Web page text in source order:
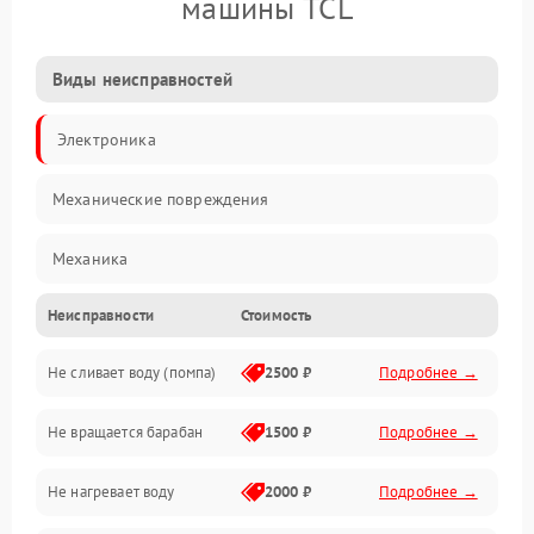
Виды неисправностей
Электроника
Механические повреждения
Механика
Электропитание
Водоснабжение
Слив
Программное обеспечение
Неисправности Стоимость
Не сливает воду (помпа) 2500 ₽ Подробнее →
Не вращается барабан 1500 ₽ Подробнее →
Не нагревает воду 2000 ₽ Подробнее →